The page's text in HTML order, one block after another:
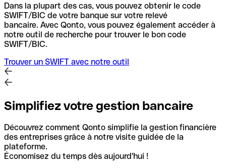
Dans la plupart des cas, vous pouvez obtenir le code
SWIFT/BIC de votre banque sur votre relevé
bancaire. Avec Qonto, vous pouvez également accéder à
notre outil de recherche pour trouver le bon code
SWIFT/BIC.
Trouver un SWIFT avec notre outil
Simplifiez votre gestion bancaire
Découvrez comment Qonto simplifie la gestion financière
des entreprises grâce à notre visite guidée de la
plateforme.
Économisez du temps dès aujourd'hui !